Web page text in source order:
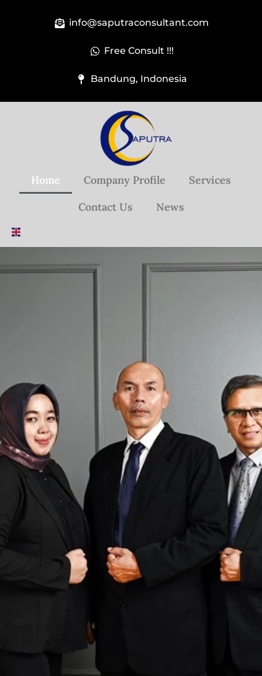
info@saputraconsultant.com
Free Consult !!!
Bandung, Indonesia
Home Company Profile
Services
Contact Us
News